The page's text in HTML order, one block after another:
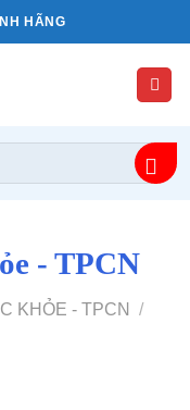
HÃNG
- TPCN
KHỎE - TPCN
/